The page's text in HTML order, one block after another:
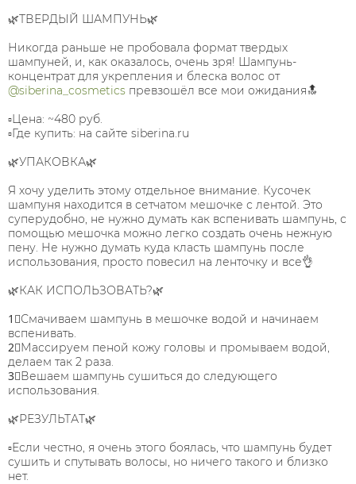
🌿ТВЕРДЫЙ ШАМПУНЬ🌿⠀
Никогда раньше не пробовала формат твердых
шампуней, и, как оказалось, очень зря! Шампунь-
концентрат для укрепления и блеска волос от
@siberina_cosmetics превзошёл все мои ожидания🔝⠀
▫Цена: ~480 руб.⠀
▫Где купить: на сайте siberina.ru⠀
🌿УПАКОВКА🌿⠀
Я хочу уделить этому отдельное внимание. Кусочек
шампуня находится в сетчатом мешочке с лентой. Это
суперудобно, не нужно думать как вспенивать шампунь, с
помощью мешочка можно легко создать очень нежную
пену. Не нужно думать куда класть шампунь после
использования, просто повесил на ленточку и все👌⠀
🌿КАК ИСПОЛЬЗОВАТЬ?🌿⠀
1⃣Смачиваем шампунь в мешочке водой и начинаем
вспенивать.⠀
2⃣Массируем пеной кожу головы и промываем водой,
делаем так 2 раза.⠀
3⃣Вешаем шампунь сушиться до следующего
использования.⠀
🌿РЕЗУЛЬТАТ🌿⠀
▫Если честно, я очень этого боялась, что шампунь будет
сушить и спутывать волосы, но ничего такого и близко
нет.⠀